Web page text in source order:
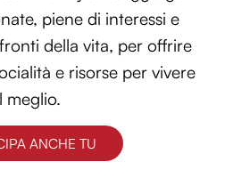
piene di interessi e
della vita, per offrire
e risorse per vivere
meglio.
ANCHE TU